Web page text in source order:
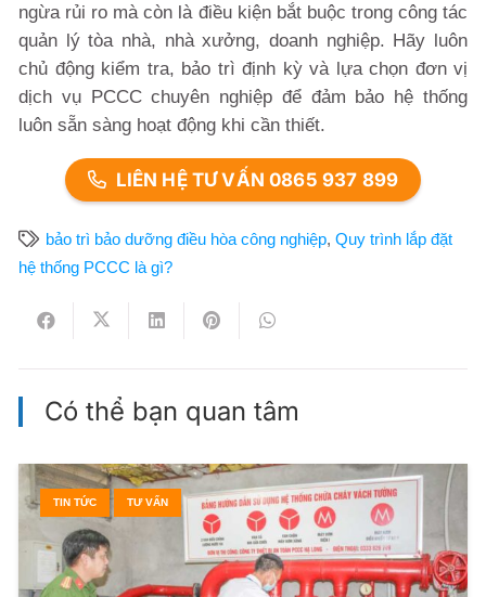
ngừa rủi ro mà còn là điều kiện bắt buộc trong công tác
quản lý tòa nhà, nhà xưởng, doanh nghiệp. Hãy luôn
chủ động kiểm tra, bảo trì định kỳ và lựa chọn đơn vị
dịch vụ PCCC chuyên nghiệp để đảm bảo hệ thống
luôn sẵn sàng hoạt động khi cần thiết.
LIÊN HỆ TƯ VẤN 0865 937 899
bảo trì bảo dưỡng điều hòa công nghiệp,Quy trình lắp đặt
hệ thống PCCC là gì?
Có thể bạn quan tâm
TIN TỨC TƯ VẤN